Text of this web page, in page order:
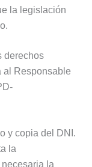
la legislación
derechos
al Responsable
y copia del DNI.
la
la